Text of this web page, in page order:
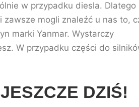
w przypadku diesla. Dlatego
mogli znaleźć u nas to,
marki Yanmar. Wystarczy
W przypadku części do
DZIŚ!